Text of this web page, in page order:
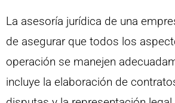
La asesoría jurídica de una
de asegurar que todos los
operación se manejen
incluye la elaboración de